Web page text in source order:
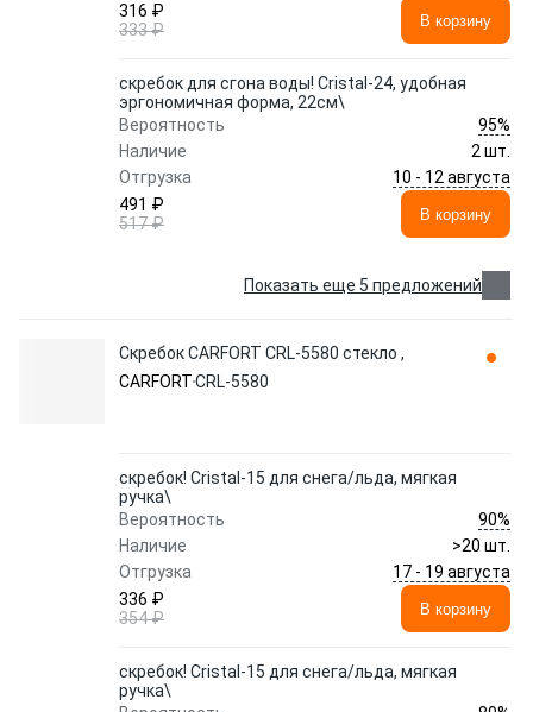
316 ₽
333 ₽
В корзину
скребок для сгона воды! Cristal-24, удобная
эргономичная форма, 22см\
Вероятность
95%
Наличие
2 шт.
Отгрузка
10 - 12 августа
491 ₽
517 ₽
В корзину
Показать еще 5 предложений
Скребок CARFORT CRL-5580 стекло ,
CARFORTCRL-5580
скребок! Cristal-15 для снега/льда, мягкая
ручка\
Вероятность
90%
Наличие
>20 шт.
Отгрузка
17 - 19 августа
336 ₽
354 ₽
В корзину
скребок! Cristal-15 для снега/льда, мягкая
ручка\